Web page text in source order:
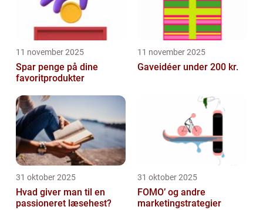
11 november 2025
Spar penge på dine
favoritprodukter
11 november 2025
Gaveidéer under 200 kr.
31 oktober 2025
Hvad giver man til en
passioneret læsehest?
31 oktober 2025
FOMO’ og andre
marketingstrategier